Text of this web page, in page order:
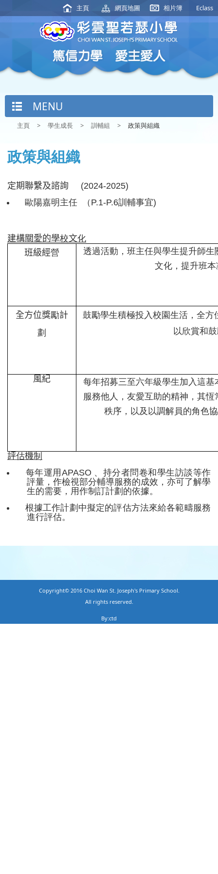
主頁 網頁地圖 相片簿 Eclass
MENU
主頁 > 學生成長 > 訓輔組 > 政策與組織
政策與組織
定期聯繫及諮詢 (2024-2025)
歐陽嘉明主任 （P.1-P.6訓輔事宜)
建構關愛的學校文化
班級經營
透過活動，班主任與學生提升師
文化，提升班
全方位獎勵計
劃
鼓勵學生積極投入校園生活，全
以欣賞和
風紀
每年招募三至六年級學生加入這
服務他人，友愛互助的精神，其
秩序，以及以調解員的角色
評估機制
每年運用APASO 、持分者問卷和學生訪談等作
評量，作檢視部分輔導服務的成效，亦可了解學
生的需要，用作制訂計劃的依據。
根據工作計劃中擬定的評估方法來給各範疇服務
進行評估。
Copyright© 2016 Choi Wan St. Joseph's Primary School.
All rights reserved.
By:ctd